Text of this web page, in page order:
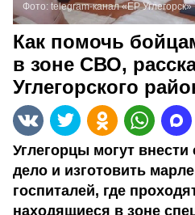
Фото: telegram-канал «ЕР Углегорск»
Как помочь
в зоне СВО,
Углегорского
Углегорцы могут
дело и изготовить
госпиталей, где
находящиеся в зоне